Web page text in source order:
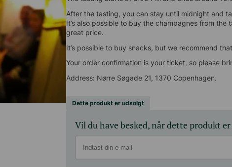
After the tasting, you can stay until midnight and
also possible to buy the champagnes from the
price.
It’s possible to buy snacks, but we recommend that
Your order confirmation is your ticket, so please
Address: Nørre Søgade 21, 1370 Copenhagen.
Dette produkt er udsolgt
Vil du have besked, når dette produkt